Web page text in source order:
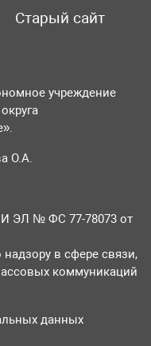
Старый сайт
учреждение
О.А.
ЭЛ № ФС 77-78073 от
в сфере связи,
коммуникаций
данных